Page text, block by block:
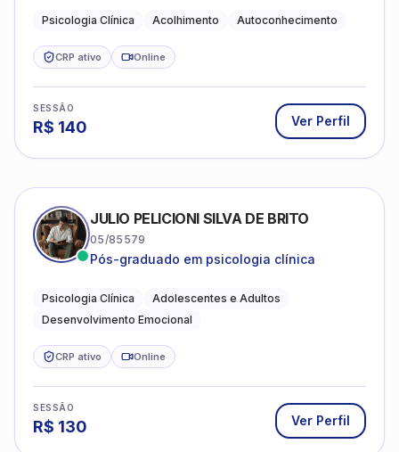
Psicologia Clínica Acolhimento Autoconhecimento
CRP ativo Online
SESSÃO
R$ 140 Ver Perfil
JULIO PELICIONI SILVA DE BRITO
05/85579
Pós-graduado em psicologia clínica
Psicologia Clínica
Adolescentes e Adultos
Desenvolvimento Emocional
CRP ativo Online
SESSÃO
R$ 130 Ver Perfil